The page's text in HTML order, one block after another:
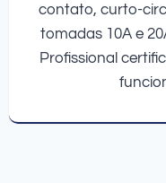
contato, curto-
tomadas 10A e
Profissional